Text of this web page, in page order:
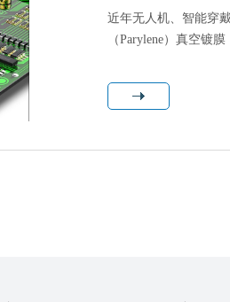
近年无人机、智能穿
（Parylene）真空镀